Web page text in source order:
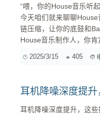
“喂，你的House音乐听起
今天咱们就来聊聊
链压缩，让你的底鼓和Bass和谐共处，不再“
House音乐制作人，你肯定遇到过以下这些问
2025/3/15 405
耳机降噪深度提升
耳机降噪深度提升，这些插件你用过吗？ 近年来，降噪耳